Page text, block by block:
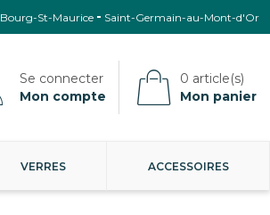
Bourg-St-Maurice Saint-Germain-au-Mont-d'Or
Mon compte Mon panier
VERRES ACCESSOIRES